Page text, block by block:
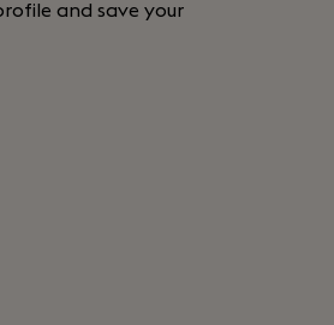
and save your